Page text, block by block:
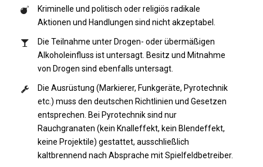
Kriminelle und politisch oder religiös radikale
Aktionen und Handlungen sind nicht akzeptabel.
Die Teilnahme unter Drogen- oder übermäßigen
Alkoholeinfluss ist untersagt. Besitz und Mitnahme
von Drogen sind ebenfalls untersagt.
Die Ausrüstung (Markierer, Funkgeräte, Pyrotechnik
etc.) muss den deutschen Richtlinien und Gesetzen
entsprechen. Bei Pyrotechnik sind nur
Rauchgranaten (kein Knalleffekt, kein Blendeffekt,
keine Projektile) gestattet, ausschließlich
kaltbrennend nach Absprache mit Spielfeldbetreiber.